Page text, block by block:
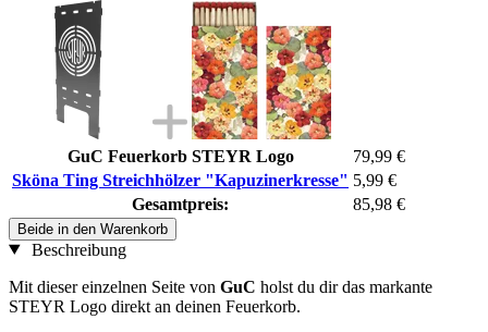
GuC Feuerkorb STEYR Logo
79,99 €
Sköna Ting Streichhölzer "Kapuzinerkresse" 5,99 €
Gesamtpreis:
85,98 €
Beide in den Warenkorb
Beschreibung
Mit dieser einzelnen Seite von GuC holst du dir das markante
STEYR Logo direkt an deinen Feuerkorb.